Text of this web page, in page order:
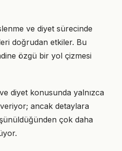
ve diyet sürecinde
doğrudan etkiler. Bu
özgü bir yol çizmesi
diyet konusunda yalnızca
ancak detaylara
çok daha